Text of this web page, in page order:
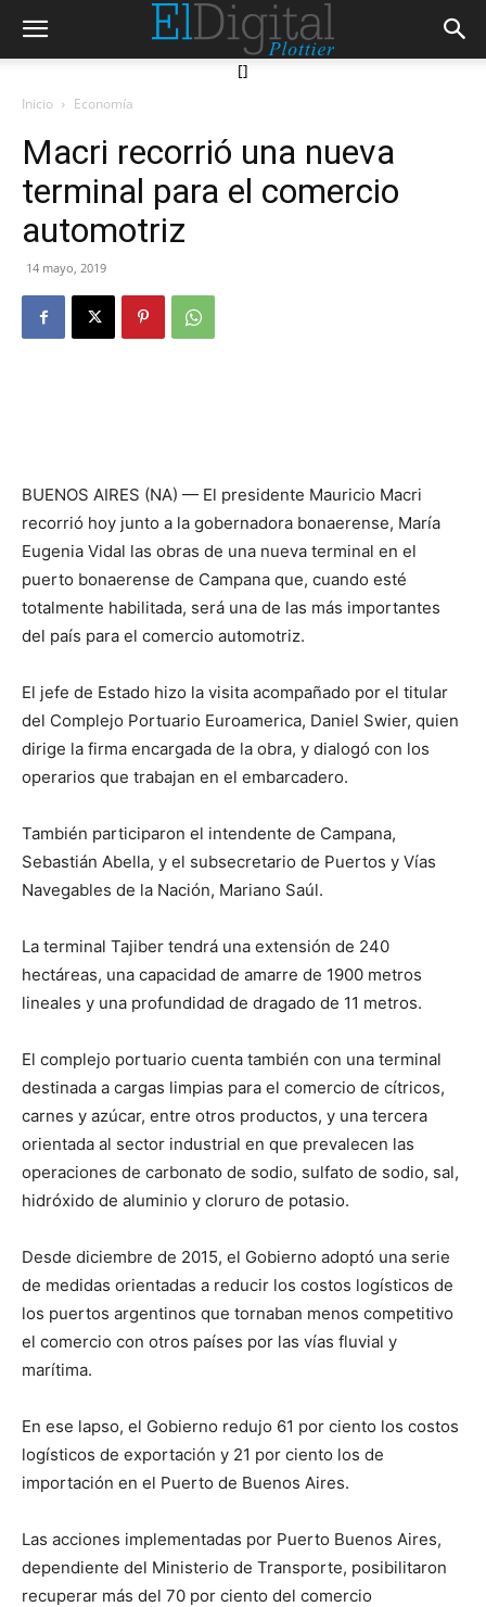
[]
Inicio Economía
Macri recorrió una nueva
terminal para el comercio
automotriz
14 mayo, 2019
BUENOS AIRES (NA) — El presidente Mauricio Macri
recorrió hoy junto a la gobernadora bonaerense, María
Eugenia Vidal las obras de una nueva terminal en el
puerto bonaerense de Campana que, cuando esté
totalmente habilitada, será una de las más importantes
del país para el comercio automotriz.
El jefe de Estado hizo la visita acompañado por el titular
del Complejo Portuario Euroamerica, Daniel Swier, quien
dirige la firma encargada de la obra, y dialogó con los
operarios que trabajan en el embarcadero.
También participaron el intendente de Campana,
Sebastián Abella, y el subsecretario de Puertos y Vías
Navegables de la Nación, Mariano Saúl.
La terminal Tajiber tendrá una extensión de 240
hectáreas, una capacidad de amarre de 1900 metros
lineales y una profundidad de dragado de 11 metros.
El complejo portuario cuenta también con una terminal
destinada a cargas limpias para el comercio de cítricos,
carnes y azúcar, entre otros productos, y una tercera
orientada al sector industrial en que prevalecen las
operaciones de carbonato de sodio, sulfato de sodio, sal,
hidróxido de aluminio y cloruro de potasio.
Desde diciembre de 2015, el Gobierno adoptó una serie
de medidas orientadas a reducir los costos logísticos de
los puertos argentinos que tornaban menos competitivo
el comercio con otros países por las vías fluvial y
marítima.
En ese lapso, el Gobierno redujo 61 por ciento los costos
logísticos de exportación y 21 por ciento los de
importación en el Puerto de Buenos Aires.
Las acciones implementadas por Puerto Buenos Aires,
dependiente del Ministerio de Transporte, posibilitaron
recuperar más del 70 por ciento del comercio